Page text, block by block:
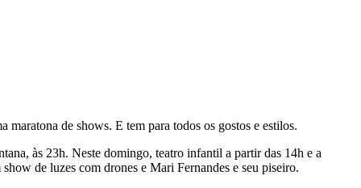
maratona de shows. E tem para todos os gostos e estilos.
às 23h. Neste domingo, teatro infantil a partir das 14h e a
de luzes com drones e Mari Fernandes e seu piseiro.